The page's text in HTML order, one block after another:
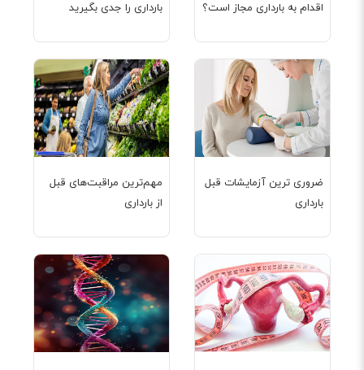
بارداری را جدی بگیرید
اقدام به بارداری مجاز است؟
مهم‌ترین مراقبت‌های قبل
از بارداری
ضروری ترین آزمایشات قبل
بارداری